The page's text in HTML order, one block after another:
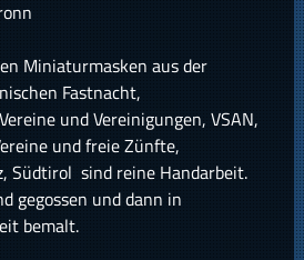
Miniaturmasken aus der
Fastnacht,
und Vereinigungen, VSAN,
und freie Zünfte,
Südtirol sind reine Handarbeit.
gegossen und dann in
bemalt.